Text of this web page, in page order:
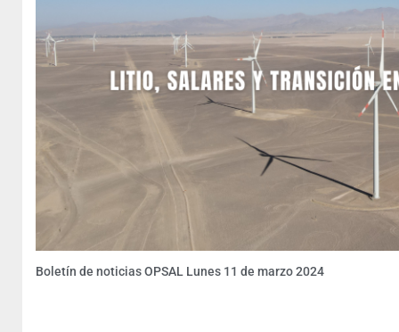
Boletín de noticias OPSAL Lunes 11 de marzo 2024